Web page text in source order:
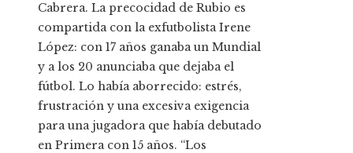
Cabrera. La precocidad de Rubio es
compartida con la exfutbolista Irene
López: con 17 años ganaba un Mundial
y a los 20 anunciaba que dejaba el
fútbol. Lo había aborrecido: estrés,
frustración y una excesiva exigencia
para una jugadora que había debutado
en Primera con 15 años. “Los